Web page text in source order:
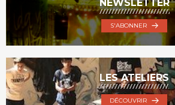
NEWSLETTER
S'ABONNER
LES ATELIERS
DÉCOUVRIR